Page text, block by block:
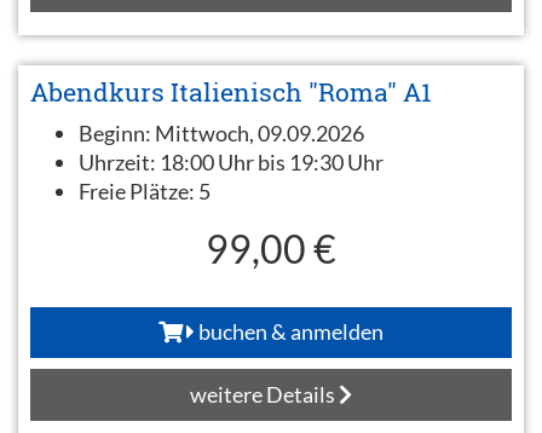
Abendkurs Italienisch "Roma" A1
Beginn: Mittwoch, 09.09.2026
Uhrzeit: 18:00 Uhr bis 19:30 Uhr
Freie Plätze: 5
99,00 €
buchen & anmelden
weitere Details